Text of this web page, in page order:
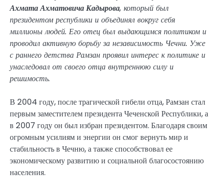
Ахмата Ахматовича Кадырова, который был
президентом республики и объединял вокруг себя
миллионы людей. Его отец был выдающимся политиком и
проводил активную борьбу за независимость Чечни. Уже
с раннего детства Рамзан проявил интерес к политике и
унаследовал от своего отца внутреннюю силу и
решимость.
В 2004 году, после трагической гибели отца, Рамзан стал
первым заместителем президента Чеченской Республики, а
в 2007 году он был избран президентом. Благодаря своим
огромным усилиям и энергии он смог вернуть мир и
стабильность в Чечню, а также способствовал ее
экономическому развитию и социальной благосостоянию
населения.